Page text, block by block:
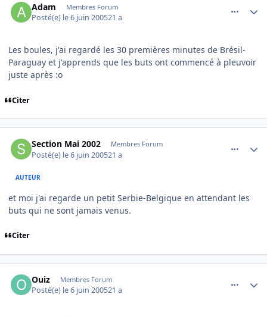
Adam Membres Forum
Posté(e) le 6 juin 200521 a
Les boules, j'ai regardé les 30 premières minutes de Brésil-
Paraguay et j'apprends que les buts ont commencé à pleuvoir
juste après :o
Citer
Section Mai 2002 Membres Forum
Posté(e) le 6 juin 200521 a
AUTEUR
et moi j'ai regarde un petit Serbie-Belgique en attendant les
buts qui ne sont jamais venus.
Citer
Ouiz Membres Forum
Posté(e) le 6 juin 200521 a